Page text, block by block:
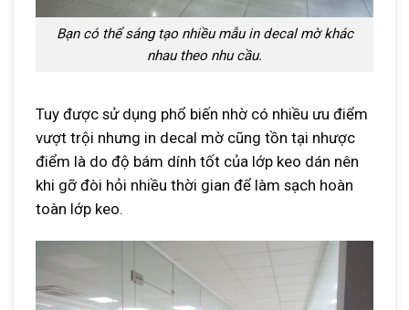
Bạn có thể sáng tạo nhiều mẫu in decal mờ khác
nhau theo nhu cầu.
Tuy được sử dụng phổ biến nhờ có nhiều ưu điểm
vượt trội nhưng in decal mờ cũng tồn tại nhược
điểm là do độ bám dính tốt của lớp keo dán nên
khi gỡ đòi hỏi nhiều thời gian để làm sạch hoàn
toàn lớp keo.